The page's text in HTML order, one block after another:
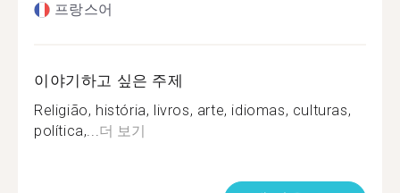
프랑스어
이야기하고 싶은 주제
Religião, história, livros, arte, idiomas, culturas,
política,...더 보기